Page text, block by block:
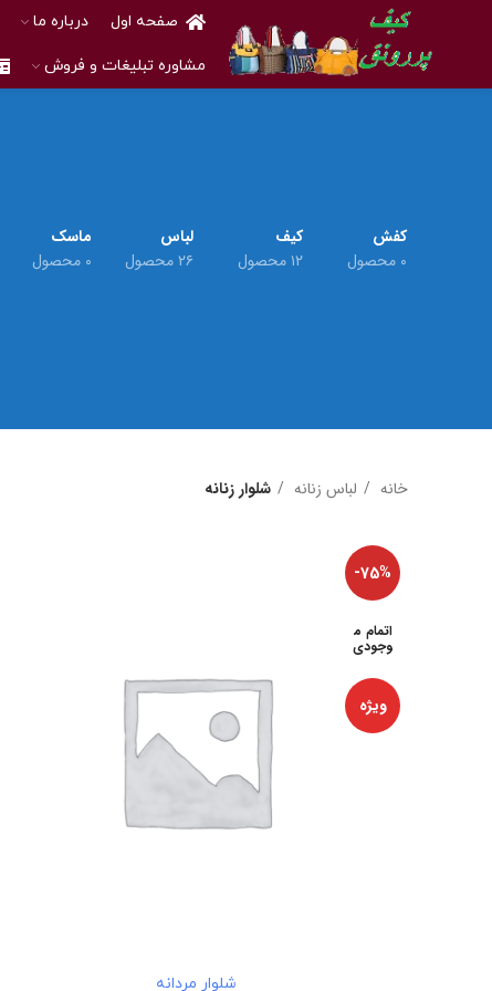
صفحه اول درباره ما
مشاوره تبلیغات و فروش
کفش
۰ محصول
کیف
۱۲ محصول
لباس
۲۶ محصول
ماسک
۰ محصول
خانه لباس زنانه شلوار زنانه
-75%
اتمام م
وجودی
ویژه
اطلاعات بیشترشلوار مردانه